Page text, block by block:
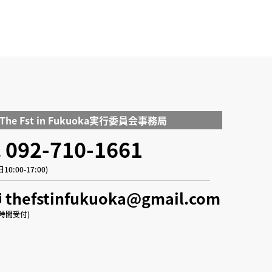
Fst in Fukuoka実行委員会事務局
092-710-1661
10:00-17:00)
thefstinfukuoka@gmail.com
間受付)